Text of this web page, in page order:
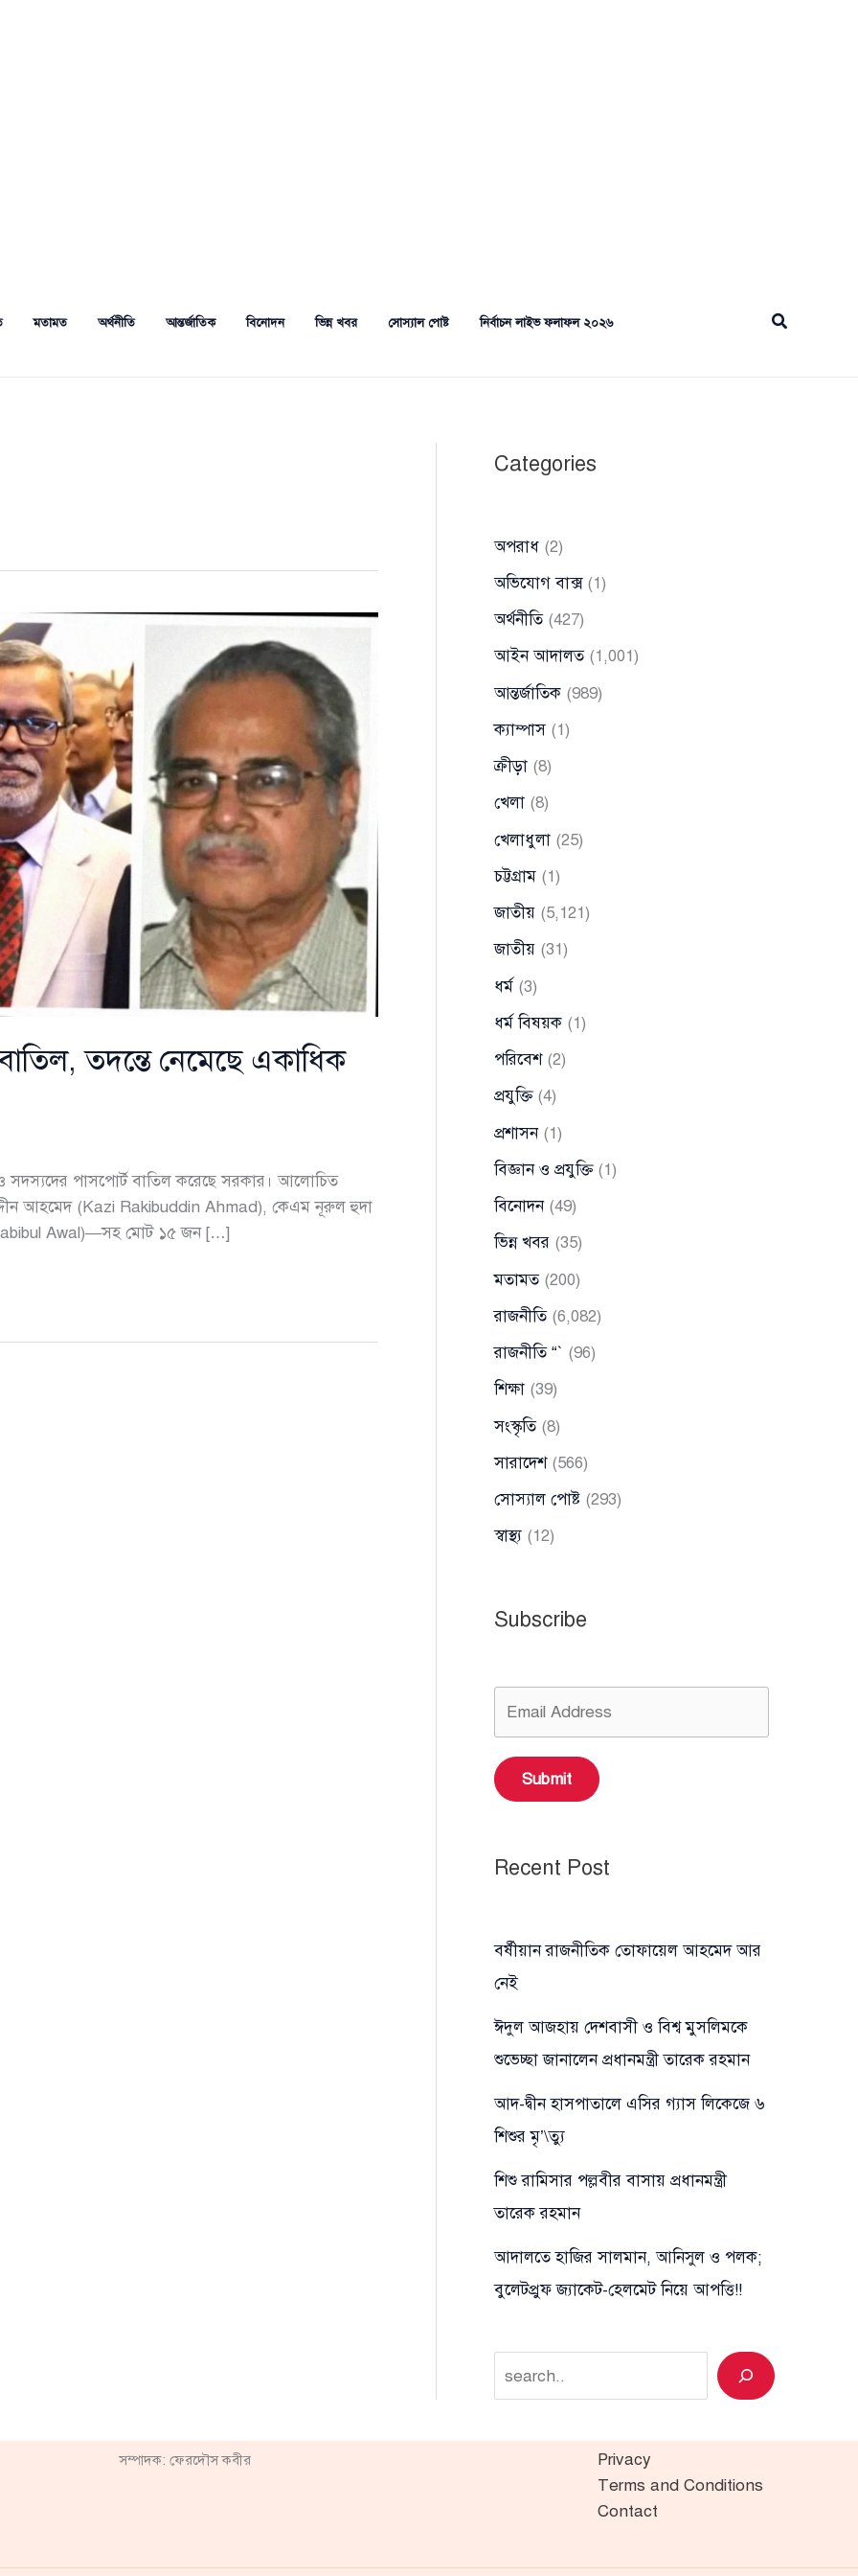
মতামত অর্থনীতি আন্তর্জাতিক বিনোদন ভিন্ন খবর সোস্যাল পোষ্ট নির্বাচন লাইভ ফলাফল ২০২৬ Search
তদন্তে নেমেছে একাধিক
ও সদস্যদের পাসপোর্ট বাতিল করেছে সরকার। আলোচিত
আহমেদ (Kazi Rakibuddin Ahmad), কেএম নূরুল হুদা
Awal)—সহ মোট ১৫ জন […]
Categories
অপরাধ (2)
অভিযোগ বাক্স(1)
অর্থনীতি(427)
আইন আদালত(1,001)
আন্তর্জাতিক (989)
ক্যাম্পাস (1)
ক্রীড়া (8)
খেলা (8)
খেলাধুলা (25)
চট্টগ্রাম (1)
জাতীয় (5,121)
জাতীয় (31)
ধর্ম (3)
ধর্ম বিষয়ক (1)
পরিবেশ(2)
প্রযুক্তি(4)
প্রশাসন(1)
বিজ্ঞান ও প্রযুক্তি(1)
বিনোদন(49)
ভিন্ন খবর (35)
মতামত(200)
রাজনীতি(6,082)
রাজনীতি “` (96)
শিক্ষা (39)
সংস্কৃতি(8)
সারাদেশ(566)
সোস্যাল পোষ্ট (293)
স্বাস্থ্য (12)
Subscribe
Submit
Recent Post
বর্ষীয়ান রাজনীতিক তোফায়েল আহমেদ আর
নেই
ঈদুল আজহায় দেশবাসী ও বিশ্ব মুসলিমকে
শুভেচ্ছা জানালেন প্রধানমন্ত্রী তারেক রহমান
আদ-দ্বীন হাসপাতালে এসির গ্যাস লিকেজে ৬
শিশুর মৃ’\ত্যু
শিশু রামিসার পল্লবীর বাসায় প্রধানমন্ত্রী
তারেক রহমান
আদালতে হাজির সালমান, আনিসুল ও পলক;
বুলেটপ্রুফ জ্যাকেট-হেলমেট নিয়ে আপত্তি!!
সম্পাদক: ফেরদৌস কবীর
Privacy
Terms and Conditions
Contact